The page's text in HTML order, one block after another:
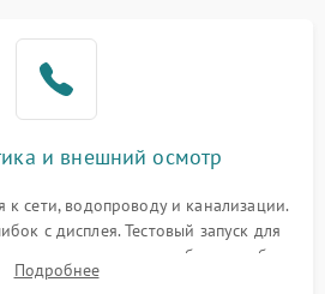
и внешний осмотр
сети, водопроводу и канализации.
с дисплея. Тестовый запуск для
шумов, протечек или сбоев в работе
модуля управления.
Подробнее